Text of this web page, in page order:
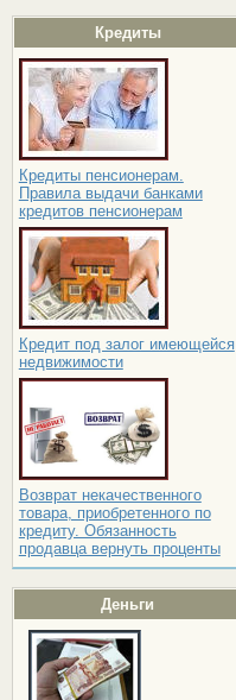
Кредиты
Кредиты пенсионерам.
Правила выдачи банками
кредитов пенсионерам
Кредит под залог имеющейся
недвижимости
Возврат некачественного
товара, приобретенного по
кредиту. Обязанность
продавца вернуть проценты
Деньги